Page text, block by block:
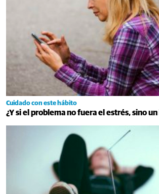
Cuidado con este hábito
¿Y si el problema no fuera el estrés, sino